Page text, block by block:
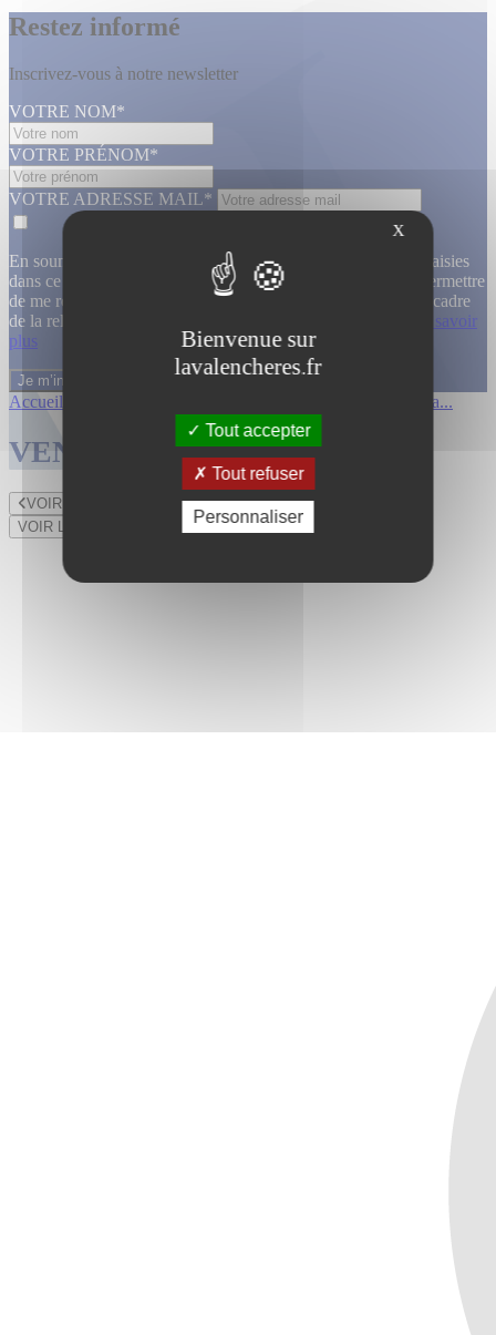
Restez informé
Inscrivez-vous à notre newsletter
VOTRE NOM*
VOTRE PRÉNOM*
VOTRE ADRESSE MAIL*
En soumettant ce formulaire, j’accepte que les informations saisies
dans ce formulaire soient utilisées, exploitées, traitées pour permettre
de me recontacter, pour m’envoyer des informations, dans le cadre
de la relation commerciale qui découle de cette demande.
En savoir
plus
Accueil Affiches cinema...
VENTES TERMINÉES
VOIR LE LOT PRÉCÉDENT
VOIR LE LOT SUIVANT
X
Bienvenue sur
lavalencheres.fr
Tout accepter
Tout refuser
Personnaliser